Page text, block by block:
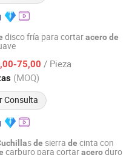
disco fría para cortaracerode
75,00 / Pieza
(MOQ)
Consulta
Co., Ltd.
Desde 2025
sde sierra de cinta con
carburo para cortaraceroduro